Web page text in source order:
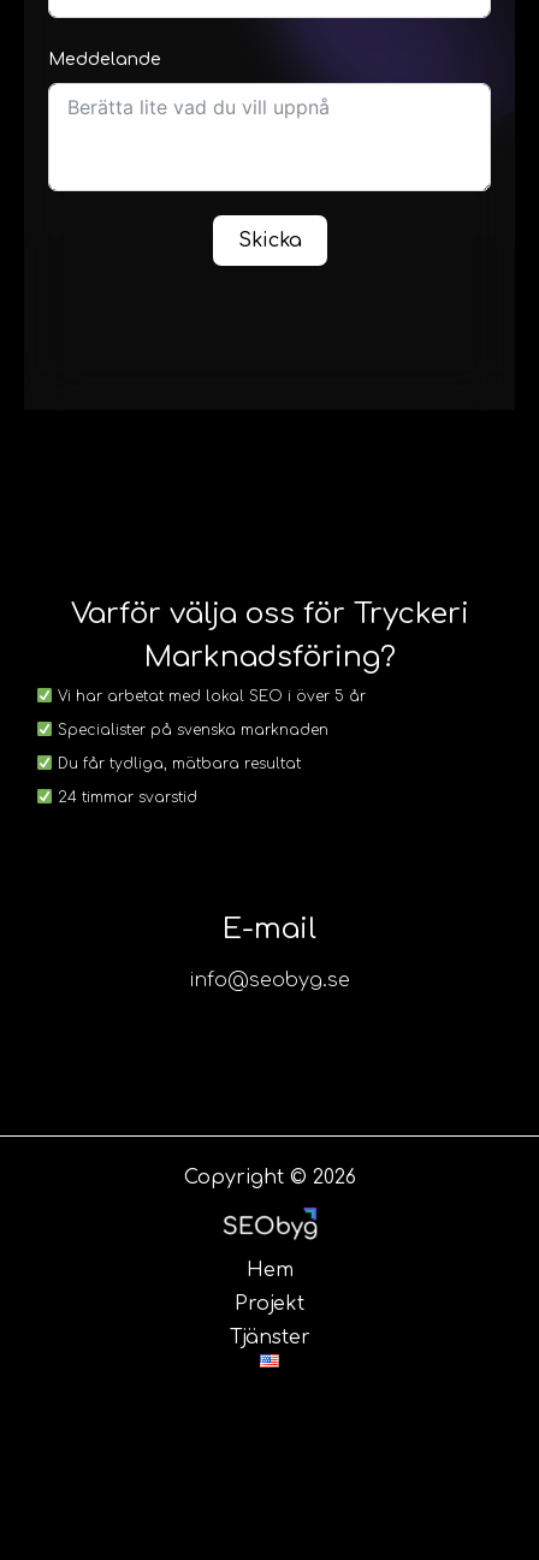
Meddelande
Skicka
Varför välja oss för Tryckeri
Marknadsföring?
Vi har arbetat med lokal SEO i över 5 år
Specialister på svenska marknaden
Du får tydliga, mätbara resultat
24 timmar svarstid
E-mail
info@seobyg.se
Copyright © 2026
Hem
Projekt
Tjänster